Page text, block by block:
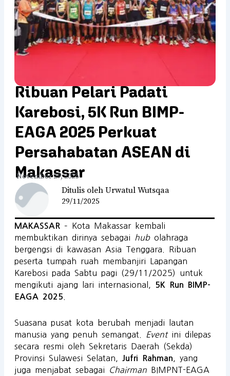
Ribuan Pelari Padati
Karebosi, 5K Run BIMP-
EAGA 2025 Perkuat
Persahabatan ASEAN di
Makassar
November 29, 2025
Ditulis oleh Urwatul Wutsqaa
29/11/2025
MAKASSAR– Kota Makassar kembali
membuktikan dirinya sebagai hubolahraga
bergengsi di kawasan Asia Tenggara. Ribuan
peserta tumpah ruah membanjiri Lapangan
Karebosi pada Sabtu pagi (29/11/2025) untuk
mengikuti ajang lari internasional,
5K Run BIMP-
EAGA 2025
Suasana pusat kota berubah menjadi lautan
manusia yang penuh semangat.
Eventini dilepas
secara resmi oleh Sekretaris Daerah (Sekda)
Provinsi Sulawesi Selatan, Jufri Rahman , yang
juga menjabat sebagai
ChairmanBIMPNT-EAGA